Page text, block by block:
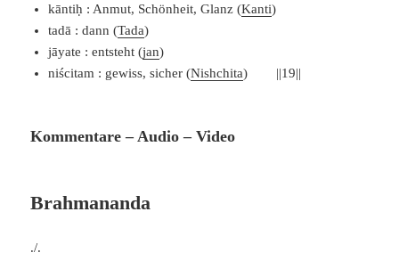
kāntiḥ : Anmut, Schönheit, Glanz (Kanti)
tadā : dann (Tada)
jāyate : entsteht (jan)
niścitam : gewiss, sicher (Nishchita) ||19||
Kommentare – Audio – Video
Brahmananda
./.